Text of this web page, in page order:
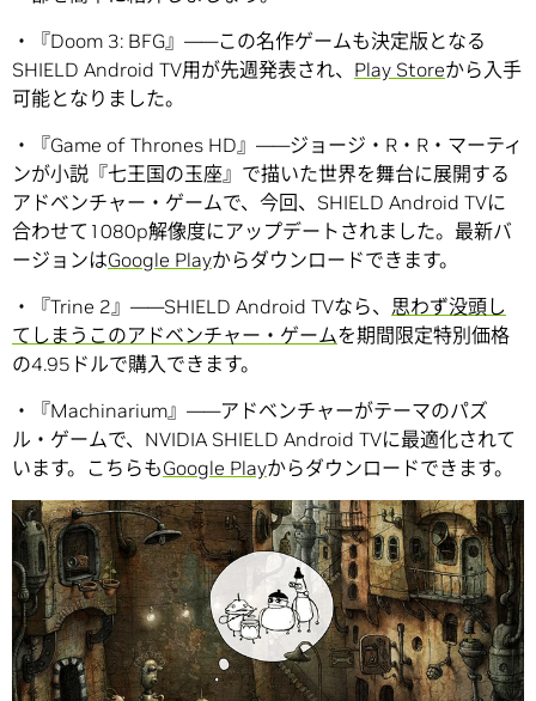
・『Doom 3: BFG』――この名作ゲームも決定版となる
SHIELD Android TV用が先週発表され、 Play Storeから入手
可能となりました。
・『Game of Thrones HD』――ジョージ・R・R・マーティ
ンが小説『七王国の玉座』で描いた世界を舞台に展開する
アドベンチャー・ゲームで、今回、SHIELD Android TVに
合わせて1080p解像度にアップデートされました。最新バ
ージョンはGoogle Playからダウンロードできます。
・『Trine 2』――SHIELD Android TVなら、 思わず没頭し
てしまうこのアドベンチャー・ゲームを期間限定特別価格
の4.95ドルで購入できます。
・『Machinarium』――アドベンチャーがテーマのパズ
ル・ゲームで、NVIDIA SHIELD Android TVに最適化されて
います。こちらもGoogle Playからダウンロードできます。